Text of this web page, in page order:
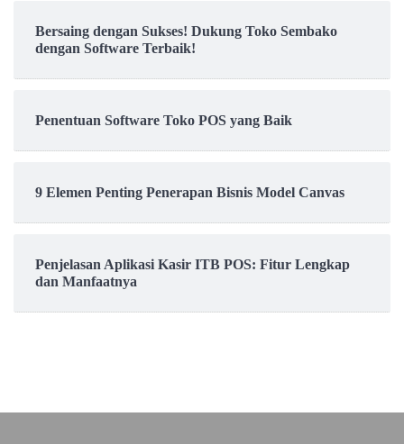
Bersaing dengan Sukses! Dukung Toko Sembako
dengan Software Terbaik!
Penentuan Software Toko POS yang Baik
9 Elemen Penting Penerapan Bisnis Model Canvas
Penjelasan Aplikasi Kasir ITB POS: Fitur Lengkap
dan Manfaatnya